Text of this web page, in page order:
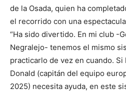
de la Osada, quien ha
el recorrido con una
“Ha sido divertido. En mi club -
Negralejo- tenemos el mismo
practicarlo de vez en cuando. Si
Donald (capitán del equipo
2025) necesita ayuda, en este